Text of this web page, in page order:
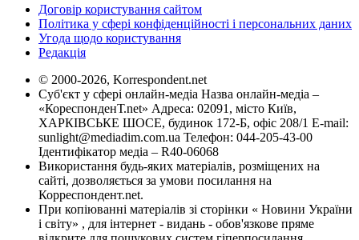
Договір користування сайтом
Політика у сфері конфіденційності і персональних даних
Угода щодо користування
Редакція
© 2000-2026, Korrespondent.net
Суб'єкт у сфері онлайн-медіа Назва онлайн-медіа –
«КореспонденТ.net» Адреса: 02091, місто Київ,
ХАРКІВСЬКЕ ШОСЕ, будинок 172-Б, офіс 208/1 E-mail:
sunlight@mediadim.com.ua Телефон: 044-205-43-00
Ідентифікатор медіа – R40-06068
Використання будь-яких матеріалів, розміщених на
сайті, дозволяється за умови посилання на
Корреспондент.net.
При копіюванні матеріалів зі сторінки « Новини України
і світу» , для інтернет - видань - обов'язкове пряме